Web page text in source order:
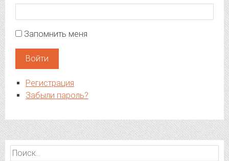
Запомнить меня
Войти
Регистрация
Забыли пароль?
Найти: